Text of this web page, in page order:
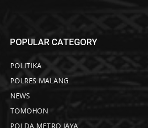
POPULAR CATEGORY
POLITIKA
POLRES MALANG
NEWS
TOMOHON
POLDA METRO JAYA